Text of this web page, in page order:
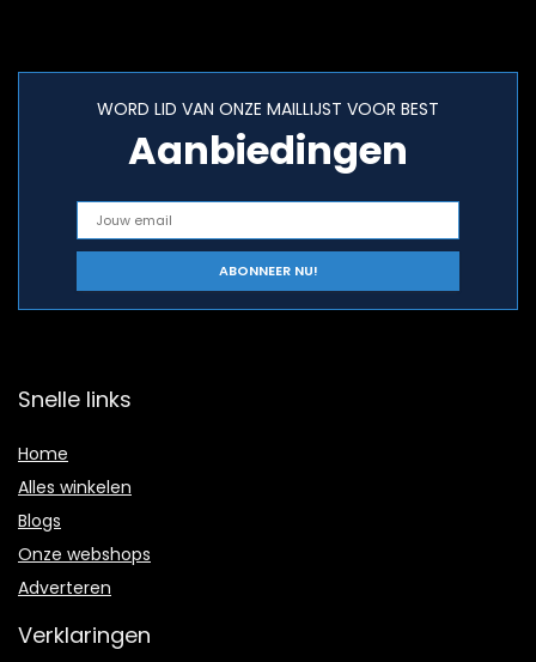
WORD LID VAN ONZE MAILLIJST VOOR BEST
Aanbiedingen
Snelle links
Home
Alles winkelen
Blogs
Onze webshops
Adverteren
Verklaringen